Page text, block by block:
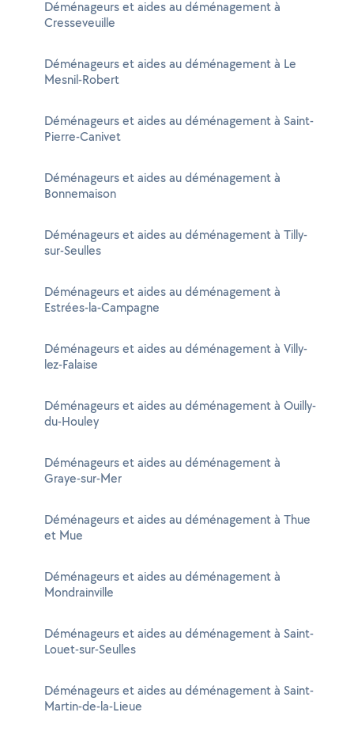
Déménageurs et aides au déménagement à
Cresseveuille
Déménageurs et aides au déménagement à Le
Mesnil-Robert
Déménageurs et aides au déménagement à Saint-
Pierre-Canivet
Déménageurs et aides au déménagement à
Bonnemaison
Déménageurs et aides au déménagement à Tilly-
sur-Seulles
Déménageurs et aides au déménagement à
Estrées-la-Campagne
Déménageurs et aides au déménagement à Villy-
lez-Falaise
Déménageurs et aides au déménagement à Ouilly-
du-Houley
Déménageurs et aides au déménagement à
Graye-sur-Mer
Déménageurs et aides au déménagement à Thue
et Mue
Déménageurs et aides au déménagement à
Mondrainville
Déménageurs et aides au déménagement à Saint-
Louet-sur-Seulles
Déménageurs et aides au déménagement à Saint-
Martin-de-la-Lieue